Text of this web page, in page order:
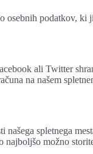
osebnih podatkov,
ali Twitter
na našem
spletnega
najboljšo možno